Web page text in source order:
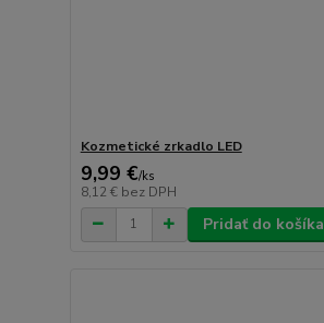
Kozmetické zrkadlo LED
9,99 €/ks
8,12 € bez DPH
Pridať do košíka